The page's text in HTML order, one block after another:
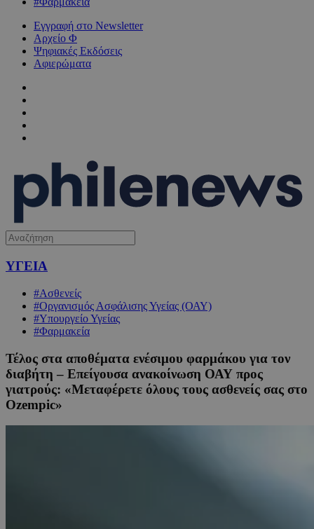
Εγγραφή στο Newsletter
Αρχείο Φ
Ψηφιακές Εκδόσεις
Αφιερώματα
ΥΓΕΙΑ
#Ασθενείς
#Οργανισμός Ασφάλισης Υγείας (ΟΑΥ)
#Υπουργείο Υγείας
#Φαρμακεία
Τέλος στα αποθέματα ενέσιμου φαρμάκου για τον
διαβήτη – Επείγουσα ανακοίνωση ΟΑΥ προς
γιατρούς: «Μεταφέρετε όλους τους ασθενείς σας στο
Ozempic»